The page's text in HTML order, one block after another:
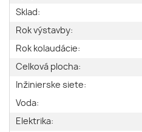
Sklad:
Rok výstavby:
Rok kolaudácie:
Celková plocha:
Inžinierske siete:
Voda:
Elektrika: